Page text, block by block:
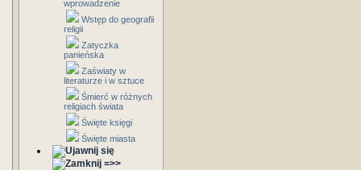
wprowadzenie
Wstęp do geografii
religii
Zatyczka
panieńska
Zaświaty w
literaturze i w sztuce
Śmierć w różnych
religiach świata
Święte księgi
Święte miasta
=>>